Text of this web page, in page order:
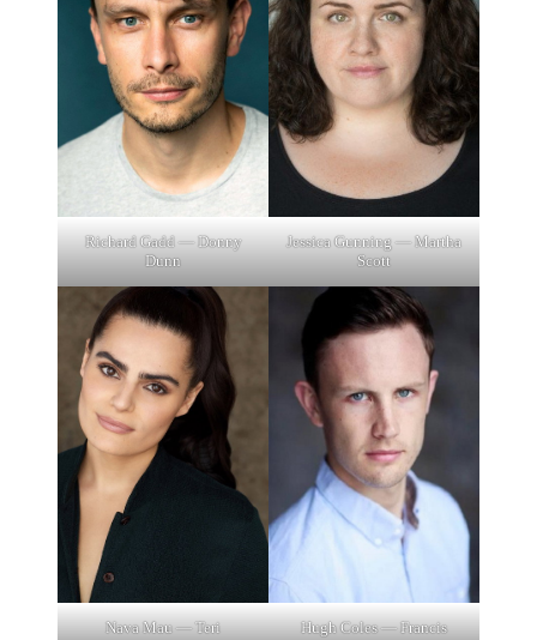
Richard Gadd — Donny
Dunn
Jessica Gunning — Martha
Scott
Nava Mau — Teri Hugh Coles — Francis